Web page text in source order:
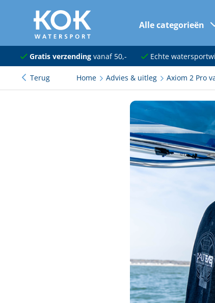
naar hoofdinhoud
Alle categorieën
Navigatie
Dekuitrusting
Ankeren en afmeren
Tuigage en dekbeslag
Gratis verzendingvanaf 50,- Echte
Terug Home Advies & uitleg Axiom 2 Pro